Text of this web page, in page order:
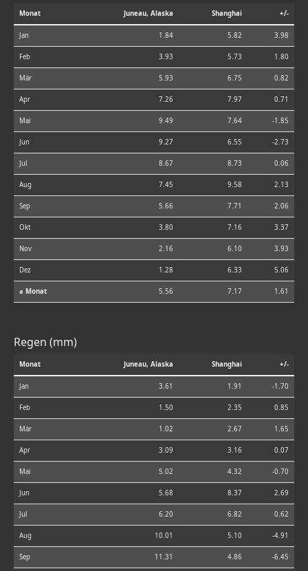
Monat Juneau, Alaska Shanghai +/-
Jan 1.84 5.82 3.98
Feb 3.93 5.73 1.80
Mär 5.93 6.75 0.82
Apr 7.26 7.97 0.71
Mai 9.49 7.64 -1.85
Jun 9.27 6.55 -2.73
Jul 8.67 8.73 0.06
Aug 7.45 9.58 2.13
Sep 5.66 7.71 2.06
Okt 3.80 7.16 3.37
Nov 2.16 6.10 3.93
Dez 1.28 6.33 5.06
⌀ Monat 5.56 7.17 1.61
Regen (mm)
Monat Juneau, Alaska Shanghai +/-
Jan 3.61 1.91 -1.70
Feb 1.50 2.35 0.85
Mär 1.02 2.67 1.65
Apr 3.09 3.16 0.07
Mai 5.02 4.32 -0.70
Jun 5.68 8.37 2.69
Jul 6.20 6.82 0.62
Aug 10.01 5.10 -4.91
Sep 11.31 4.86 -6.45